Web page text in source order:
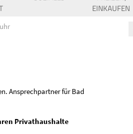
EINKAUFEN
Ansprechpartner für Bad
Privathaushalte